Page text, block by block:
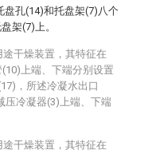
盘孔(14)和托盘架(7)八个
架(7)上。
干燥装置，其特征在
上端、下端分别设置
，所述冷凝水出口
压冷凝器(3)上端、下端
干燥装置，其特征在